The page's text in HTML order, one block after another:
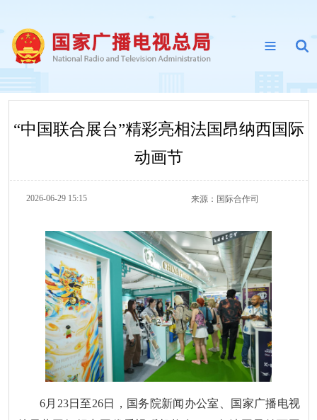
“中国联合展台”精彩亮相法国昂纳西国际
动画节
2026-06-29 15:15 来源： 国际合作司
6月23日至26日，国务院新闻办公室、国家广播电视